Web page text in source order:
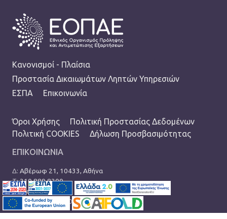
FOOTER
Κανονισμοί - Πλαίσια
Προστασία Δικαιωμάτων Ληπτών Υπηρεσιών
ΕΣΠΑ
Επικοινωνία
TERMS MENU
Όροι Χρήσης
Πολιτική Προστασίας Δεδομένων
Πολιτική COOKIES
Δήλωση Προσβασιμότητας
ΕΠΙΚΟΙΝΩΝΙΑ
Δ: Αβέρωφ 21, 10433, Αθήνα
Τ:210 889 8200
Ε:info@eopae.gr
Ωράριο: 08:00-17:00